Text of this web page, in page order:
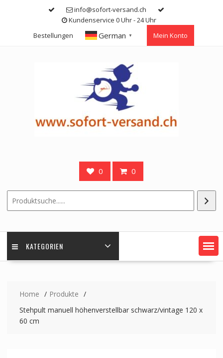
info@sofort-versand.ch
Kundenservice 0 Uhr - 24 Uhr
Bestellungen
German ▼ Mein Konto
0 0
KATEGORIEN
Home
Produkte
Stehpult manuell höhenverstellbar schwarz/vintage 120 x
60 cm